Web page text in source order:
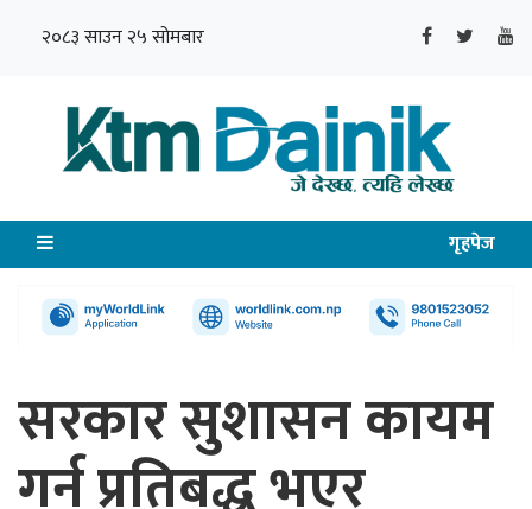
२०८३ साउन २५ सोमबार
गृहपेज
सरकार सुशासन कायम
गर्न प्रतिबद्ध भएर